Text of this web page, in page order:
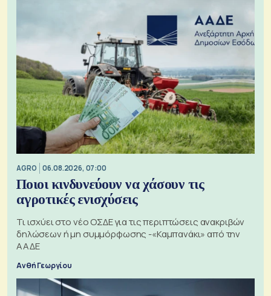
AGRO 06.08.2026, 07:00
Ποιοι κινδυνεύουν να χάσουν τις
αγροτικές ενισχύσεις
Τι ισχύει στο νέο ΟΣΔΕ για τις περιπτώσεις ανακριβών
δηλώσεων ή μη συμμόρφωσης -«Καμπανάκι» από την
ΑΑΔΕ
Ανθή Γεωργίου